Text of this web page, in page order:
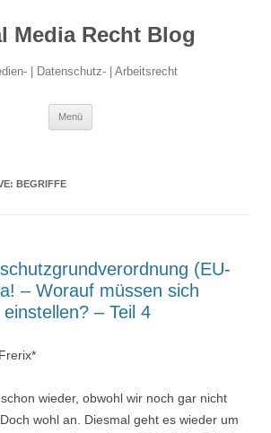
Media Recht Blog
| Datenschutz- | Arbeitsrecht
Menü
BEGRIFFE
(EU-
– Worauf müssen sich
– Teil 4
wieder, obwohl wir noch gar nicht
wohl an. Diesmal geht es wieder um